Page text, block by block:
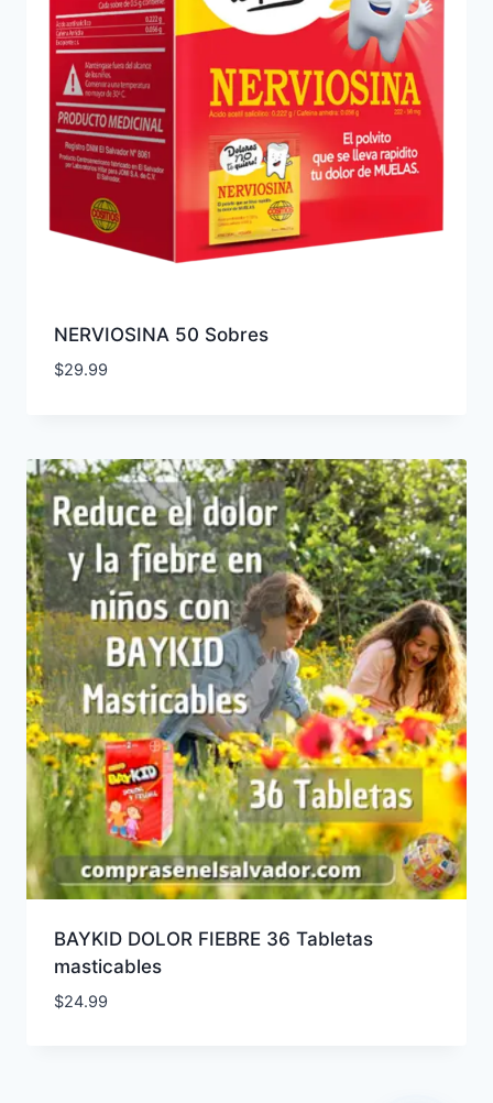
NERVIOSINA 50 Sobres
$29.99
BAYKID DOLOR FIEBRE 36 Tabletas
masticables
$24.99